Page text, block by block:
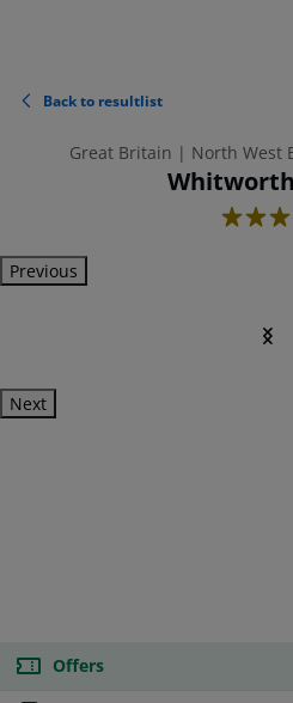
Back to resultlist
Great Britain | North West
4
Previous
Next
Offers